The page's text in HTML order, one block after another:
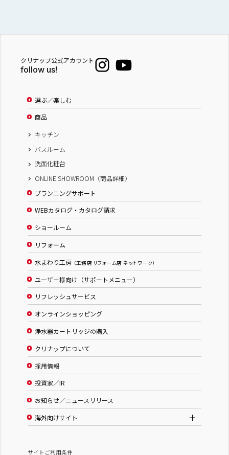
クリナップ公式アカウント
follow us!
選ぶ／楽しむ
商品
キッチン
バスルーム
洗面化粧台
ONLINE SHOWROOM（商品詳細）
プランニングサポート
WEBカタログ・カタログ請求
ショールーム
リフォーム
水まわり工房 （工務店 リフォーム店 ネットワーク）
ユーザー様向け（サポートメニュー）
リフレッシュサービス
オンラインショッピング
浄水器カートリッジの購入
クリナップについて
採用情報
投資家／IR
お知らせ／ニュースリリース
海外向けサイト
サイトご利用条件